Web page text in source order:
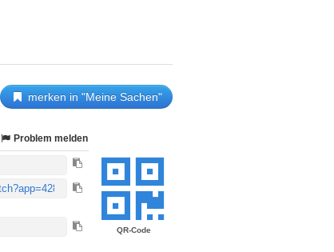
merken in "Meine Sachen"
QR-Code
Problem melden